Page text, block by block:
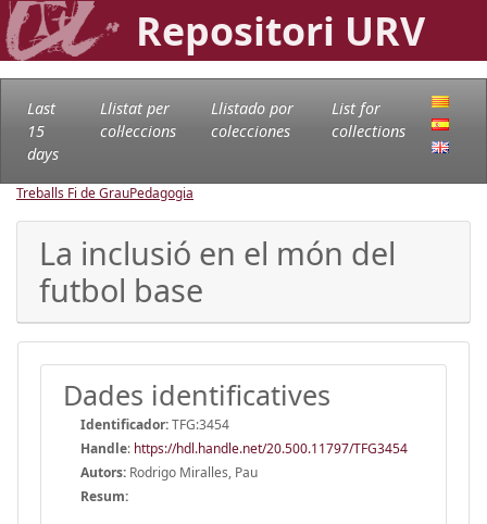
Repositori URV
Last
15
days
Llistat per
col·leccions
Llistado por
colecciones
List for
collections
Treballs Fi de GrauPedagogia
La inclusió en el món del
futbol base
Dades identificatives
Identificador:TFG:3454
Handle: https://hdl.handle.net/20.500.11797/TFG3454
Autors: Rodrigo Miralles, Pau
Resum: